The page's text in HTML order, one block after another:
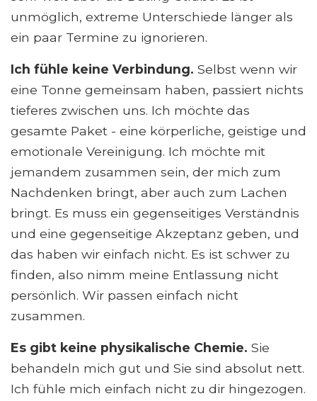
unmöglich, extreme Unterschiede länger als
ein paar Termine zu ignorieren.
Ich fühle keine Verbindung. Selbst wenn wir
eine Tonne gemeinsam haben, passiert nichts
tieferes zwischen uns. Ich möchte das
gesamte Paket - eine körperliche, geistige und
emotionale Vereinigung. Ich möchte mit
jemandem zusammen sein, der mich zum
Nachdenken bringt, aber auch zum Lachen
bringt. Es muss ein gegenseitiges Verständnis
und eine gegenseitige Akzeptanz geben, und
das haben wir einfach nicht. Es ist schwer zu
finden, also nimm meine Entlassung nicht
persönlich. Wir passen einfach nicht
zusammen.
Es gibt keine physikalische Chemie. Sie
behandeln mich gut und Sie sind absolut nett.
Ich fühle mich einfach nicht zu dir hingezogen.